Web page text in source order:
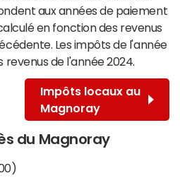
aux années de paiement
en fonction des revenus
Les impôts de l'année
de l'année 2024.
Impôts locaux au
Magnoray
du Magnoray